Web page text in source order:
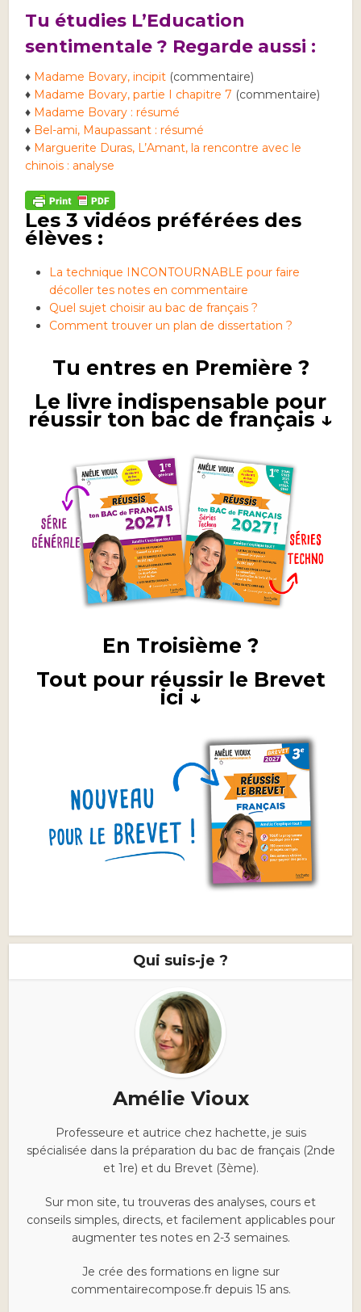
Tu étudies L’Education
sentimentale ? Regarde aussi :
♦ Madame Bovary, incipit (commentaire)
♦ Madame Bovary, partie I chapitre 7 (commentaire)
♦ Madame Bovary : résumé
♦ Bel-ami, Maupassant : résumé
♦ Marguerite Duras, L’Amant, la rencontre avec le
chinois : analyse
Les 3 vidéos préférées des
élèves :
La technique INCONTOURNABLE pour faire
décoller tes notes en commentaire
Quel sujet choisir au bac de français ?
Comment trouver un plan de dissertation ?
Tu entres en Première ?
Le livre indispensable pour
réussir ton bac de français ↓
En Troisième ?
Tout pour réussir le Brevet
ici ↓
Qui suis-je ?
Amélie Vioux
Professeure et autrice chez hachette, je suis
spécialisée dans la préparation du bac de français (2nde
et 1re) et du Brevet (3ème).
Sur mon site, tu trouveras des analyses, cours et
conseils simples, directs, et facilement applicables pour
augmenter tes notes en 2-3 semaines.
Je crée des formations en ligne sur
commentairecompose.fr depuis 15 ans.